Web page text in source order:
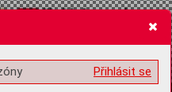
volitelných informací
Přihlásit se